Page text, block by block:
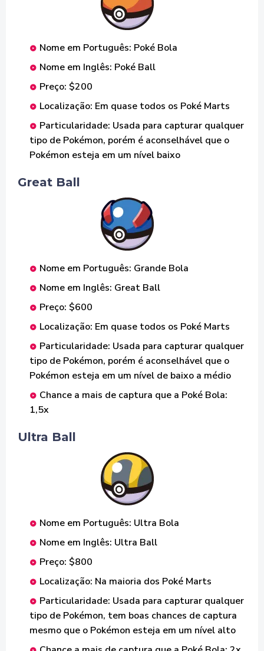
Nome em Português: Poké Bola
Nome em Inglês: Poké Ball
Preço: $200
Localização: Em quase todos os Poké Marts
Particularidade: Usada para capturar qualquer
tipo de Pokémon, porém é aconselhável que o
Pokémon esteja em um nível baixo
Great Ball
Nome em Português: Grande Bola
Nome em Inglês: Great Ball
Preço: $600
Localização: Em quase todos os Poké Marts
Particularidade: Usada para capturar qualquer
tipo de Pokémon, porém é aconselhável que o
Pokémon esteja em um nível de baixo a médio
Chance a mais de captura que a Poké Bola:
1,5x
Ultra Ball
Nome em Português: Ultra Bola
Nome em Inglês: Ultra Ball
Preço: $800
Localização: Na maioria dos Poké Marts
Particularidade: Usada para capturar qualquer
tipo de Pokémon, tem boas chances de captura
mesmo que o Pokémon esteja em um nível alto